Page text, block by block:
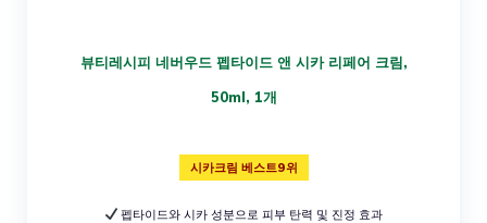
뷰티레시피 네버우드 펩타이드 앤 시카 리페어 크림,
50ml, 1개
시카크림 베스트9위
펩타이드와 시카 성분으로 피부 탄력 및 진정 효과